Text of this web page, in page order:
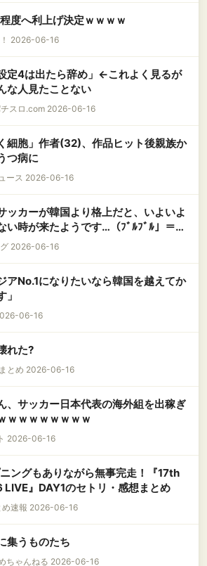
度へ利上げ決定ｗｗｗｗ
！ 2026-06-16
定4は出たら辞め」←これよく見るが
な人見たことない
チスロ.com 2026-06-16
細胞」作者(32)、作品ヒット後親族か
つ病に
ース 2026-06-16
ッカーが韓国より格上だと、いよいよ
い時が来たようです…（ﾌﾞﾙﾌﾞﾙ」＝韓
2026-06-16
アNo.1になりたいなら韓国を越えてか
06-16
れた?
とめ 2026-06-16
、サッカー日本代表の海外組を出稼ぎ
ｗｗｗｗｗｗｗｗ
2026-06-16
ングもありながら無事完走！『17th
』DAY1のセトリ・感想まとめ
め速報 2026-06-16
集うものたち
ちゃんねる 2026-06-16